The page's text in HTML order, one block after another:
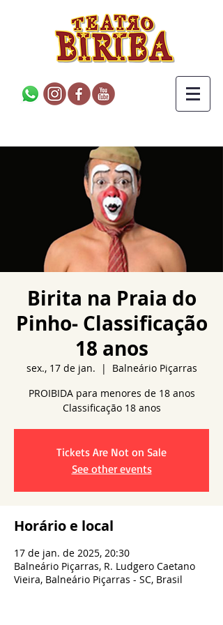
Birita na Praia do
Pinho- Classificação
18 anos
sex., 17 de jan.
  |
Balneário Piçarras
PROIBIDA para menores de 18 anos
Tickets Are Not on Sale
See other events
Horário e local
17 de jan. de 2025, 20:30
Balneário Piçarras, R. Ludgero Caetano
Vieira, Balneário Piçarras - SC, Brasil